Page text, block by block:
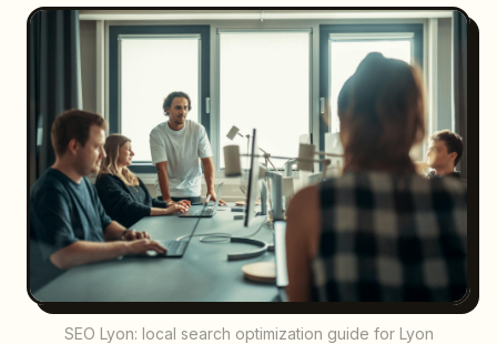
SEO Lyon: local search optimization guide for Lyon